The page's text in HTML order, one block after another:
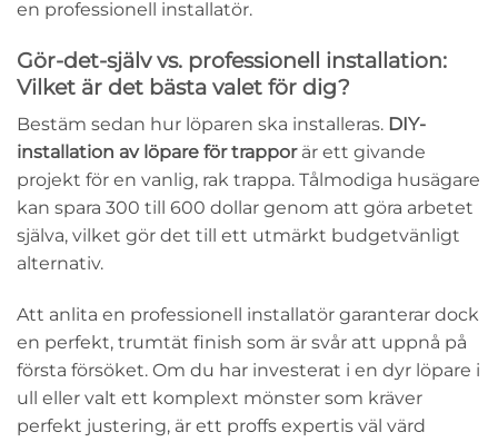
en professionell installatör.
Gör-det-själv vs. professionell installation:
Vilket är det bästa valet för dig?
Bestäm sedan hur löparen ska installeras. DIY-
installation av löpare för trapporär ett givande
projekt för en vanlig, rak trappa. Tålmodiga husägare
kan spara 300 till 600 dollar genom att göra arbetet
själva, vilket gör det till ett utmärkt budgetvänligt
alternativ.
Att anlita en professionell installatör garanterar dock
en perfekt, trumtät finish som är svår att uppnå på
första försöket. Om du har investerat i en dyr löpare i
ull eller valt ett komplext mönster som kräver
perfekt justering, är ett proffs expertis väl värd